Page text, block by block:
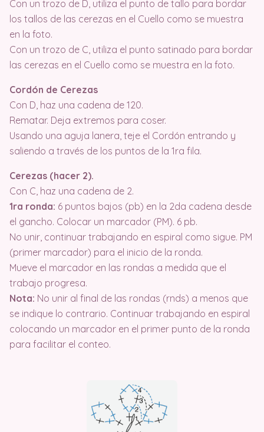
Con un trozo de D, utiliza el punto de tallo para bordar
los tallos de las cerezas en el Cuello como se muestra
en la foto.
Con un trozo de C, utiliza el punto satinado para bordar
las cerezas en el Cuello como se muestra en la foto.
Cordón de Cerezas
Con D, haz una cadena de 120.
Rematar. Deja extremos para coser.
Usando una aguja lanera, teje el Cordón entrando y
saliendo a través de los puntos de la 1ra fila.
Cerezas (hacer 2).
Con C, haz una cadena de 2.
1ra ronda: 6 puntos bajos (pb) en la 2da cadena desde
el gancho. Colocar un marcador (PM). 6 pb.
No unir, continuar trabajando en espiral como sigue. PM
(primer marcador) para el inicio de la ronda.
Mueve el marcador en las rondas a medida que el
trabajo progresa.
Nota: No unir al final de las rondas (rnds) a menos que
se indique lo contrario. Continuar trabajando en espiral
colocando un marcador en el primer punto de la ronda
para facilitar el conteo.